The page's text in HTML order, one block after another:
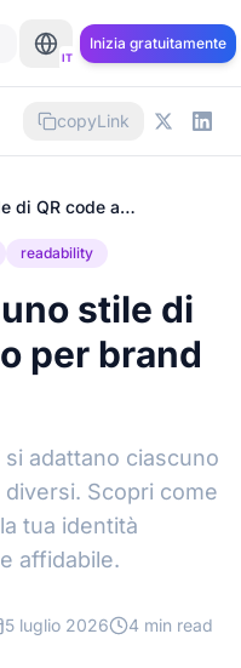
IT
Inizia gratuitamente
copyLink
Come scegliere uno stile di QR code artistico per brand e leggibilità
readability
stile di
per brand
adattano ciascuno
Scopri come
tua identità
affidabile.
5 luglio 2026 4 min read